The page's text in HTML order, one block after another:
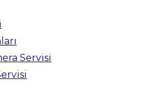
Servisi